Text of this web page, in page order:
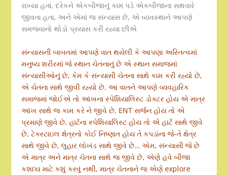
રાખ્યા હતાં, દરેકને એકબીજાનું કામ પડે એકબીજાના સથવારે
જીવતા હતા, અને એમાં જ સંન્યાસ છે, એ વ્યવસ્થાને આપણે
સમજવાનો થોડો પ્રયાસ કરી રહ્યા છીએ
સંન્યાસની બાબતમાં આપણે વાત થયેલી કે આપણા અસ્તિત્વમાં
મનુષ્ય શરીરમાં જે સ્થાન ચેતનાનું છે એ સ્થાન સમાજમાં
સંન્યાસીઓનું છે, કેમ કે સંન્યાસી ચેતના સાથે કામ કરી રહ્યો છે,
એ ચેતના સાથે જીવી રહ્યો છે. આ વાતને આપણે વ્યવહારિક
સમાજમાં જોઈએ તો આંખના સ્પેશિયાલિસ્ટ ડોક્ટર હોય એ માત્ર
આંખ સાથે જ કામ કરે ને જીવે છે, ENT સર્જન હોય તો એ
પ્રમાણે જીવે છે, હાર્ટના સ્પેશિયાલિસ્ટ હોય તો એ હાર્ટ સાથે જીવે
છે, ટેક્સ્ટાઇલ ક્ષેત્રનો કોઈ નિષ્ણાત હોય તે કપડાંના જે-તે ક્ષેત્ર
સાથે જીવે છે, લુહાર લોખંડ સાથે જીવે છે… એમ, સંન્યાસી જે છે
એ માત્ર અને માત્ર ચેતના સાથે જ જીવે છે, એણે હવે બીજા
કશા’ય માટે કશું કરવું નથી, માત્ર ચેતનાને જ એણે explore